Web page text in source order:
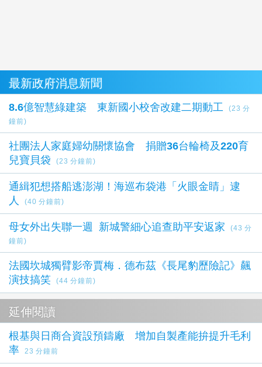
最新政府消息新聞
8.6億智慧綠建築 東新國小校舍改建二期動工
(23 分
鐘前)
社團法人家庭婦幼關懷協會 捐贈36台輪椅及220育
兒寶貝袋
(23 分鐘前)
通緝犯想搭船逃澎湖！海巡布袋港「火眼金睛」逮
人
(40 分鐘前)
母女外出失聯一週 新城警細心追查助平安返家
(43 分
鐘前)
法國坎城獨臂影帝賈梅．德布茲《長尾豹歷險記》飆
演技搞笑
(44 分鐘前)
延伸閱讀
根基與日商合資設預鑄廠 增加自製產能拚提升毛利
率
23 分鐘前